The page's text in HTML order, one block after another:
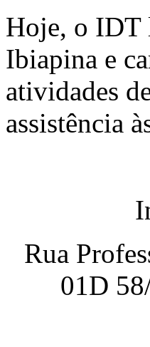
Hoje, o IDT
Ibiapina e
atividades
assistência
Rua
01D